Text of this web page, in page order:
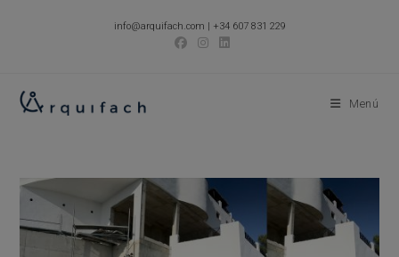
info@arquifach.com | +34 607 831 229
Menú